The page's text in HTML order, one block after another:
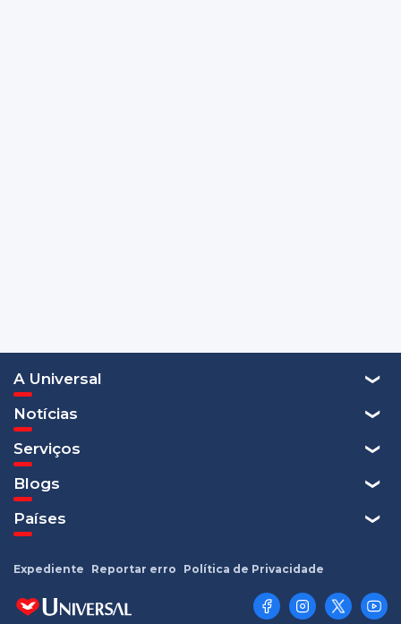
A Universal
Notícias
Serviços
Blogs
Países
Expediente Reportar erro Política de Privacidade